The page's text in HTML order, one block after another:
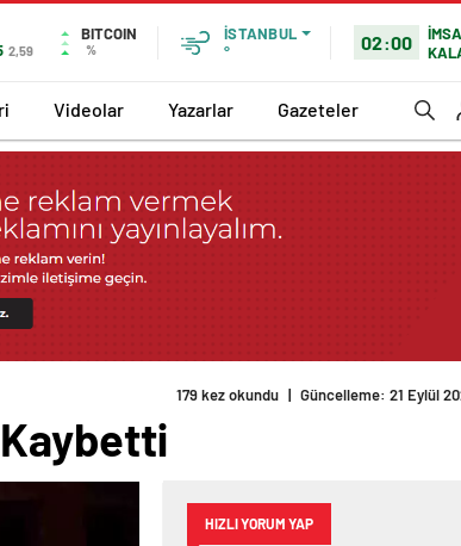
2,59
BITCOIN
%
İSTANBUL
°
02:00
Videolar Yazarlar Gazeteler
179 kez okundu | Güncelleme: 21 Eylül
Kaybetti
HIZLI YORUM YAP